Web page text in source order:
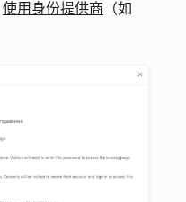
使用身份提供商 （如